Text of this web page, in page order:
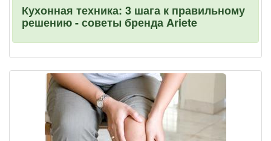
Кухонная техника: 3 шага к правильному
решению - советы бренда Ariete